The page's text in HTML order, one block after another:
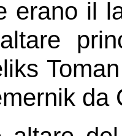
erano il
da